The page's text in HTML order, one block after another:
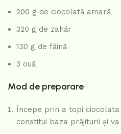
200 g de ciocolată amară
320 g de zahăr
130 g de făină
3 ouă
Mod de preparare
Începe prin a topi
constitui baza prăjiturii și